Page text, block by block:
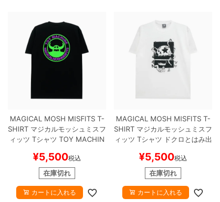
MAGICAL MOSH MISFITS T-
SHIRT マジカルモッシュミスフ
ィッツ Tシャツ TOY MACHIN
スケートボード スケボ
ー
¥5,500税込
在庫切れ
カートに入れる
MAGICAL MOSH MISFITS T-
SHIRT マジカルモッシュミスフ
ィッツ Tシャツ ドクロとはみ出
ード スケボー
¥5,500税込
在庫切れ
カートに入れる